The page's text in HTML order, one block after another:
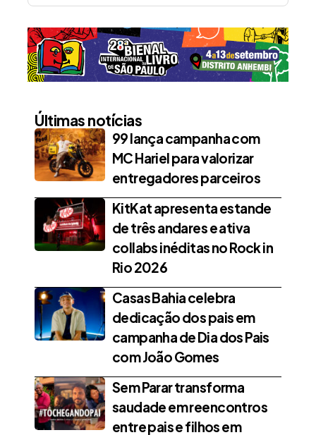
Últimas notícias
99 lança campanha com
MC Hariel para valorizar
entregadores parceiros
KitKat apresenta estande
de três andares e ativa
collabs inéditas no Rock in
Rio 2026
Casas Bahia celebra
dedicação dos pais em
campanha de Dia dos Pais
com João Gomes
Sem Parar transforma
saudade em reencontros
entre pais e filhos em